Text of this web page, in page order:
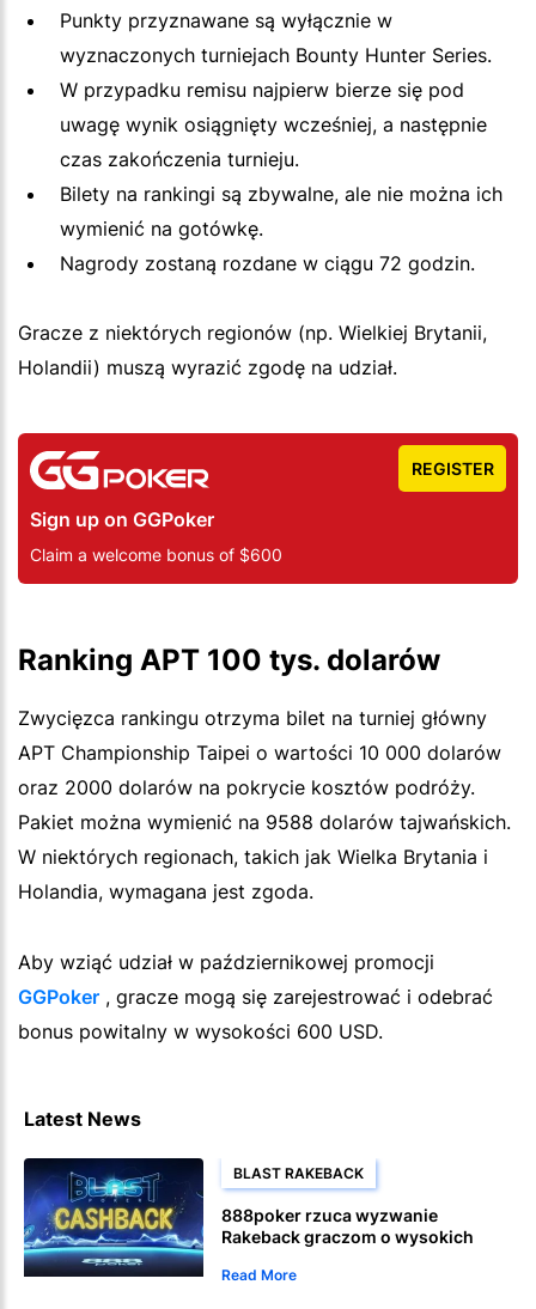
Punkty przyznawane są wyłącznie w
wyznaczonych turniejach Bounty Hunter Series.
W przypadku remisu najpierw bierze się pod
uwagę wynik osiągnięty wcześniej, a następnie
czas zakończenia turnieju.
Bilety na rankingi są zbywalne, ale nie można ich
wymienić na gotówkę.
Nagrody zostaną rozdane w ciągu 72 godzin.
Gracze z niektórych regionów (np. Wielkiej Brytanii,
Holandii) muszą wyrazić zgodę na udział.
Sign up on GGPoker
Claim a welcome bonus of $600
REGISTER
Ranking APT 100 tys. dolarów
Zwycięzca rankingu otrzyma bilet na turniej główny
APT Championship Taipei o wartości 10 000 dolarów
oraz 2000 dolarów na pokrycie kosztów podróży.
Pakiet można wymienić na 9588 dolarów tajwańskich.
W niektórych regionach, takich jak Wielka Brytania i
Holandia, wymagana jest zgoda.
Aby wziąć udział w październikowej promocji
GGPoker , gracze mogą się zarejestrować i odebrać
bonus powitalny w wysokości 600 USD.
Latest News
BLAST RAKEBACK
888poker rzuca wyzwanie
Rakeback graczom o wysokich
Read More